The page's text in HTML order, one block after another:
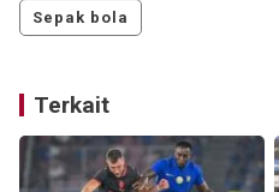
Sepak bola
Terkait